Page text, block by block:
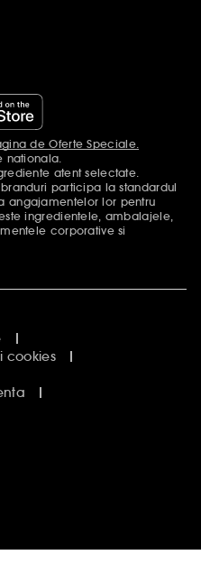
de Oferte Speciale.
nationala.
atent selectate.
participa la standardul
angajamentelor lor pentru
ingredientele, ambalajele,
corporative si
cookies